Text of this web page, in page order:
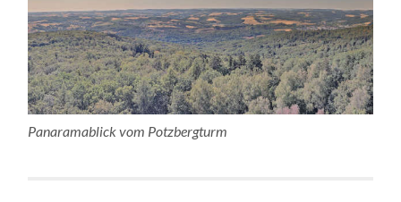
Panaramablick vom Potzbergturm